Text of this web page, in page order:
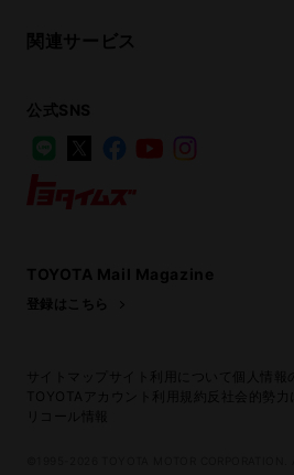
関連サービス
公式SNS
LINE
FacebookYouTube
TOYOTA Mail Magazine
登録はこちら
サイト利用について
個人情
TOYOTAアカウント利用規約
反社会的勢
リコール情報